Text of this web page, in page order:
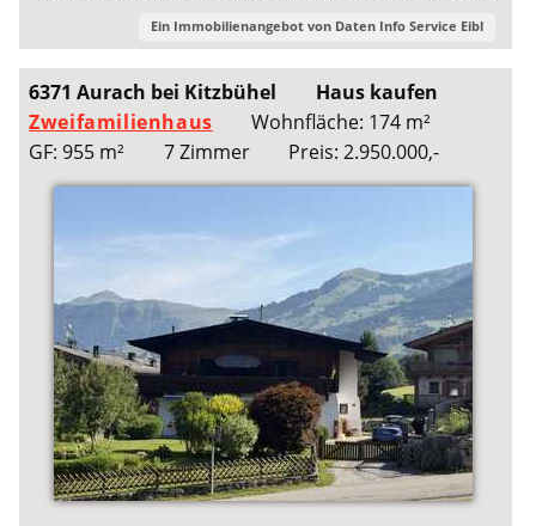
Ein Immobilienangebot von Daten Info Service Eibl
6371 Aurach bei Kitzbühel
Haus kaufen
Zweifamilienhaus
Wohnfläche: 174 m²
GF: 955 m²
7 Zimmer Preis: 2.950.000,-